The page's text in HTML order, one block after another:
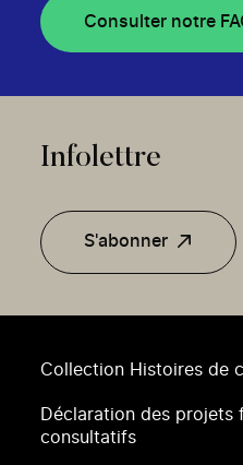
Collection Histoires de
Déclaration des
consultatifs
Consulter notre
Infolettre
S'abonner